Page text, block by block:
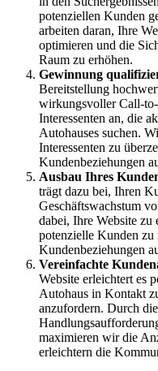
potenziellen Kunden
arbeiten daran, Ihre
optimieren und die
Raum zu erhöhen.
Gewinnung
Bereitstellung
wirkungsvoller Call-
Interessenten an, die
Autohauses suchen.
Interessenten zu
Kundenbeziehungen
Ausbau Ihres
trägt dazu bei, Ihren
Geschäftswachstum
dabei, Ihre Website
potenzielle Kunden zu
Kundenbeziehungen
Vereinfachte
Website erleichtert es
Autohaus in Kontakt
anzufordern. Durch
maximieren wir die
erleichtern die